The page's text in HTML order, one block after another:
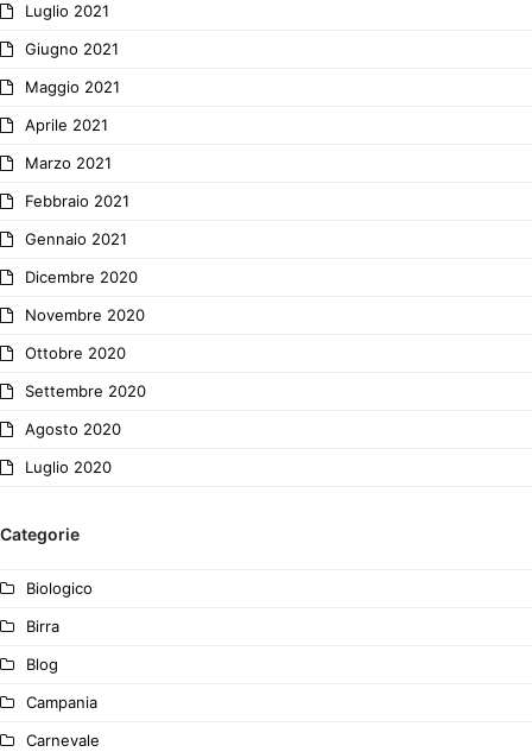
Luglio 2021
Giugno 2021
Maggio 2021
Aprile 2021
Marzo 2021
Febbraio 2021
Gennaio 2021
Dicembre 2020
Novembre 2020
Ottobre 2020
Settembre 2020
Agosto 2020
Luglio 2020
Categorie
Biologico
Birra
Blog
Campania
Carnevale